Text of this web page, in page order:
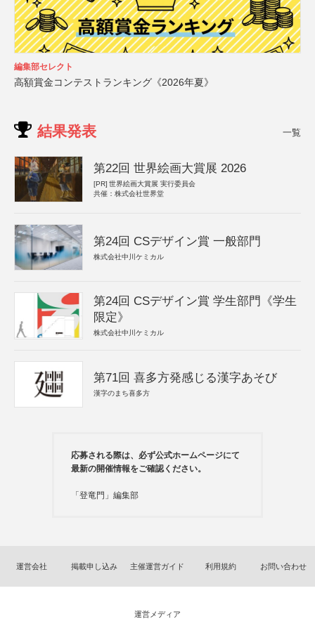
編集部セレクト
高額賞金コンテストランキング《2026年夏》
結果発表 一覧
第22回 世界絵画大賞展 2026
[PR] 世界絵画大賞展 実行委員会
共催：株式会社世界堂
第24回 CSデザイン賞 一般部門
株式会社中川ケミカル
第24回 CSデザイン賞 学生部門《学生
限定》
株式会社中川ケミカル
第71回 喜多方発感じる漢字あそび
漢字のまち喜多方
応募される際は、必ず公式ホームページにて
最新の開催情報をご確認ください。
「登竜門」編集部
運営会社 掲載申し込み 主催運営ガイド 利用規約 お問い合わせ
運営メディア